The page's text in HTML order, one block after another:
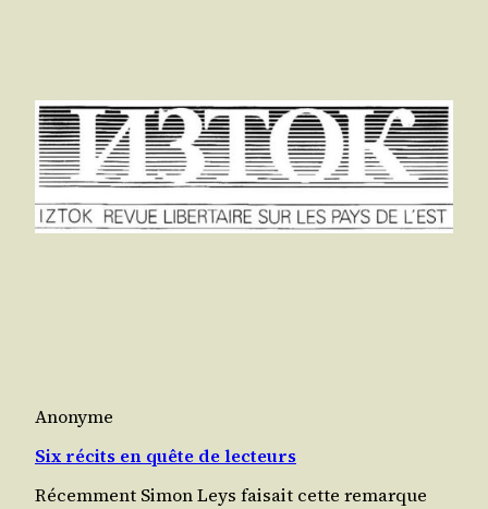
Anonyme
Six récits en quête de lecteurs
Récem­ment Simon Leys fai­sait cette remarque